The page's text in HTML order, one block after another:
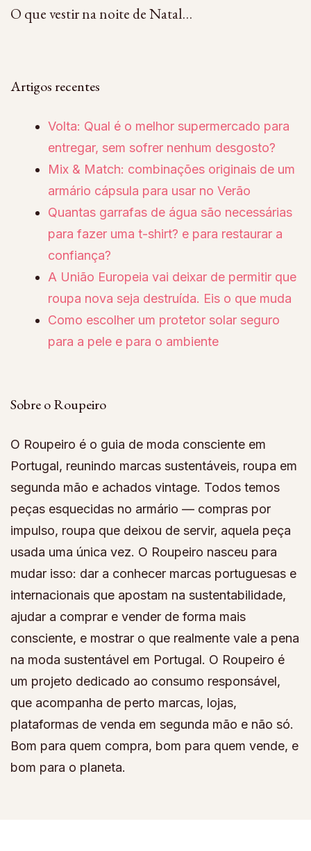
O que vestir na noite de Natal…
Artigos recentes
Volta: Qual é o melhor supermercado para
entregar, sem sofrer nenhum desgosto?
Mix & Match: combinações originais de um
armário cápsula para usar no Verão
Quantas garrafas de água são necessárias
para fazer uma t-shirt? e para restaurar a
confiança?
A União Europeia vai deixar de permitir que
roupa nova seja destruída. Eis o que muda
Como escolher um protetor solar seguro
para a pele e para o ambiente
Sobre o Roupeiro
O Roupeiro é o guia de moda consciente em
Portugal, reunindo marcas sustentáveis, roupa em
segunda mão e achados vintage. Todos temos
peças esquecidas no armário — compras por
impulso, roupa que deixou de servir, aquela peça
usada uma única vez. O Roupeiro nasceu para
mudar isso: dar a conhecer marcas portuguesas e
internacionais que apostam na sustentabilidade,
ajudar a comprar e vender de forma mais
consciente, e mostrar o que realmente vale a pena
na moda sustentável em Portugal. O Roupeiro é
um projeto dedicado ao consumo responsável,
que acompanha de perto marcas, lojas,
plataformas de venda em segunda mão e não só.
Bom para quem compra, bom para quem vende, e
bom para o planeta.